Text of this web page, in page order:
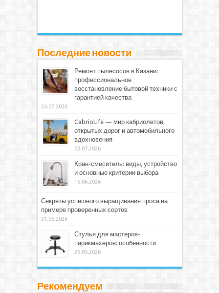
Последние новости
Ремонт пылесосов в Казани:
профессиональное
восстановление бытовой техники с
гарантией качества
24.07.2026
CabrioLife — мир кабриолетов,
открытых дорог и автомобильного
вдохновения
03.07.2026
Кран-смеситель: виды, устройство
и основные критерии выбора
15.06.2026
Секреты успешного выращивания проса на
примере проверенных сортов
31.05.2026
Стулья для мастеров-
парикмахеров: особенности
25.05.2026
Рекомендуем